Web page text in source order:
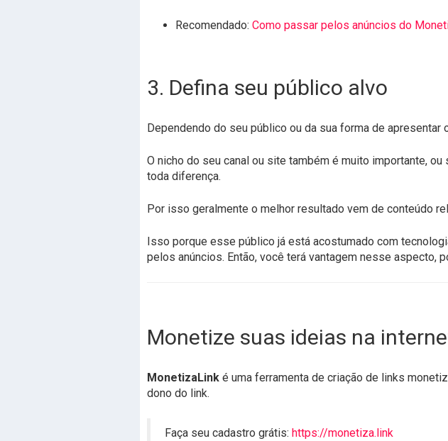
Recomendado: Como passar pelos anúncios do
3. Defina seu público alvo
Dependendo do seu público ou da sua forma de
O nicho do seu canal ou site também é muito importante,
toda diferença.
Por isso geralmente o melhor resultado vem de conteúdo
Isso porque esse público já está acostumado com
pelos anúncios. Então, você terá vantagem nesse aspecto,
Monetize suas ideias na
MonetizaLink é uma ferramenta de criação de links
dono do link.
Faça seu cadastro grátis: https://monetiza.link